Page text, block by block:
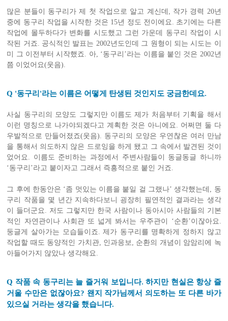
많은 분들이 동구리가 제 첫 작업으로 알고 계신데, 작가 경력 20년
중에 동구리 작업을 시작한 것은 15년 정도 전이에요. 초기에는 다른
작업에 몰두하다가 변화를 시도했고 그런 가운데 동구리 작업이 시
작된 거죠. 공식적인 발표는 2002년도인데 그 원형이 되는 시도는 이
미 그 이전부터 시작했죠. 아, ‘동구리’라는 이름을 붙인 것은 2002년
쯤 이었어요(웃음).
Q '동구리'라는 이름은 어떻게 탄생된 것인지도 궁금한데요.
사실 동구리의 모양도 그렇지만 이름도 제가 처음부터 기획을 해서
이런 명칭으로 나가야되겠다고 계획한 것은 아니에요. 어쩌면 둘 다
우발적으로 만들어졌죠(웃음). 동구리의 모양은 우연찮은 여러 만남
을 통해서 의도하지 않은 드로잉을 하게 됐고 그 속에서 발견된 것이
었어요. 이름도 준비하는 과정에서 주변사람들이 동글동글 하니까
‘동구리’라고 붙이자고 그래서 즉흥적으로 붙인 거죠.
그 후에 한동안은 ‘좀 멋있는 이름을 붙일 걸 그랬나’ 생각했는데, 동
구리 작품을 몇 년간 지속하다보니 굉장히 필연적인 결과라는 생각
이 들더군요. 저도 그렇지만 한국 사람이나 동아시아 사람들의 기본
적인 자연관이나 사회관 또 넓게 봐서는 우주관이 ‘순환’이잖아요.
둥글게 살아가는 모습들이죠. 제가 동구리를 명확하게 정하지 않고
작업할 때도 동양적인 가치관, 인과응보, 순환의 개념이 암암리에 녹
아들어가지 않았나 생각해요.
Q 작품 속 동구리는 늘 즐거워 보입니다. 하지만 현실은 항상 즐
거울 수만은 없잖아요? 왠지 작가님께서 의도하는 또 다른 바가
있으실 거라는 생각을 했습니다.